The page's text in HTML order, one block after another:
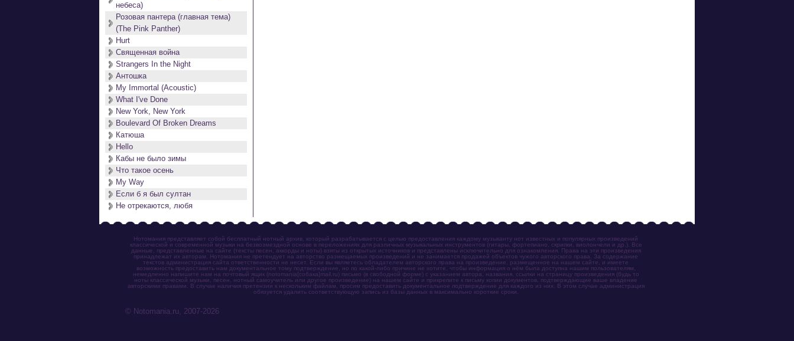
небеса)
Розовая пантера (главная тема)
(The Pink Panther)
Hurt
Священная война
Strangers In the Night
Антошка
My Immortal (Acoustic)
What I've Done
New York, New York
Boulevard Of Broken Dreams
Катюша
Hello
Кабы не было зимы
Что такое осень
My Way
Если б я был султан
Не отрекаются, любя
Нотомания представляет собой бесплатный нотный архив, который разрабатывается с целью предоставления каждому музыканту нот известных и популярных произведений
классической и современной музыки на безвозмездной основе в переложениях для различных музыкальных инструментов (гитары, фортепиано, скрипки, виолончели и др.). Все
данные, представленные на сайте (тексты песен, аккорды и ноты) взяты из открытых источников и представлены исключительно для ознакомления. Права на эти произведения
принадлежат их авторам. Нотомания не претендует на авторство размещаемых произведений и не занимается продажей объектов чужого авторского права. За содержание
текстов администрация сайта ответственности не несет. Если вы являетесь обладателем авторского права на произведение, размещенное на нашем сайте, и имеете
возможность предоставить нам документальное тому подтверждение, но по какой-либо причине не хотите, чтобы информация о нём была доступна нашим пользователям,
немедленно напишите нам на почтовый ящик (notomania[собака]mail.ru) письмо (в свободной форме) с указанием автора, названия, ссылки на страницу произведения (будь то
ноты классической музыки, песен, нотный самоучитель или другое произведение) на нашем сайте и прикрепите к письму копии документов, подтверждающие ваше владение
авторскими правами. В случае наличия претензии к нескольким файлам, просим предоставить документальное подтверждение для каждого из них. В этом случае администрация
обязуется удалить соответствующую запись из базы данных в максимально короткие сроки.
© Notomania.ru, 2007-2026